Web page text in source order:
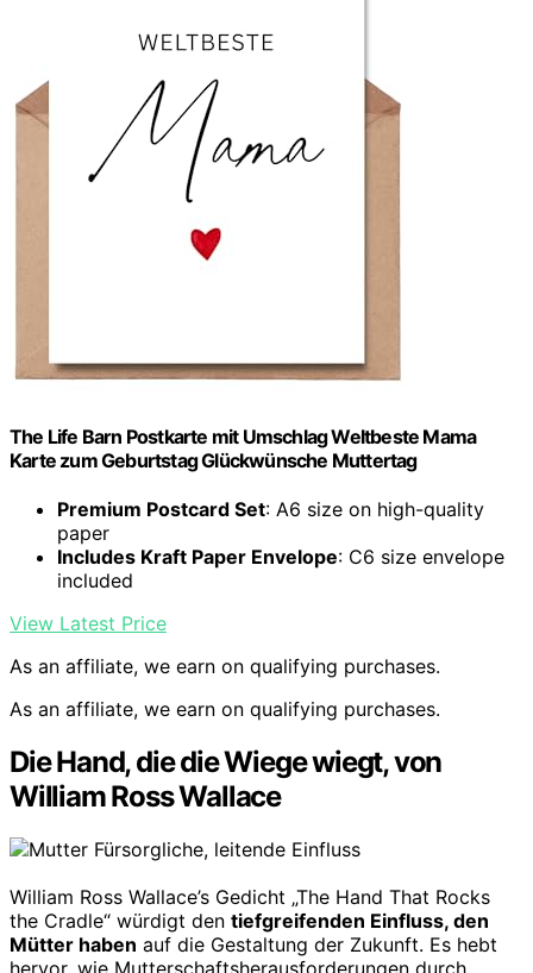
The Life Barn Postkarte mit Umschlag Weltbeste Mama
Karte zum Geburtstag Glückwünsche Muttertag
Premium Postcard Set: A6 size on high-quality
paper
Includes Kraft Paper Envelope: C6 size envelope
included
View Latest Price
As an affiliate, we earn on qualifying purchases.
As an affiliate, we earn on qualifying purchases.
Die Hand, die die Wiege wiegt, von
William Ross Wallace
William Ross Wallace’s Gedicht „The Hand That Rocks
the Cradle“ würdigt den tiefgreifenden Einfluss, den
Mütter haben auf die Gestaltung der Zukunft. Es hebt
hervor, wie Mutterschaftsherausforderungen durch